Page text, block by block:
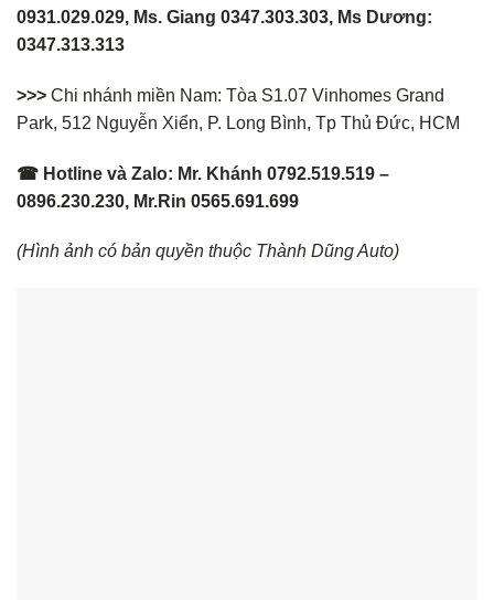
0931.029.029, Ms. Giang 0347.303.303, Ms Dương:
0347.313.313
>>> Chi nhánh miền Nam: Tòa S1.07 Vinhomes Grand
Park, 512 Nguyễn Xiển, P. Long Bình, Tp Thủ Đức, HCM
☎ Hotline và Zalo: Mr. Khánh 0792.519.519 –
0896.230.230, Mr.Rin 0565.691.699
(Hình ảnh có bản quyền thuộc Thành Dũng Auto)